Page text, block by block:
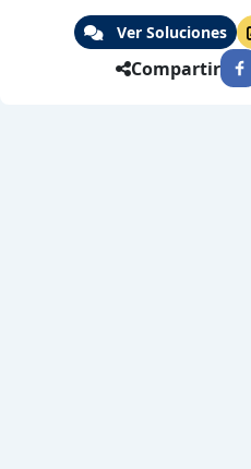
Ver Soluciones
Compartir